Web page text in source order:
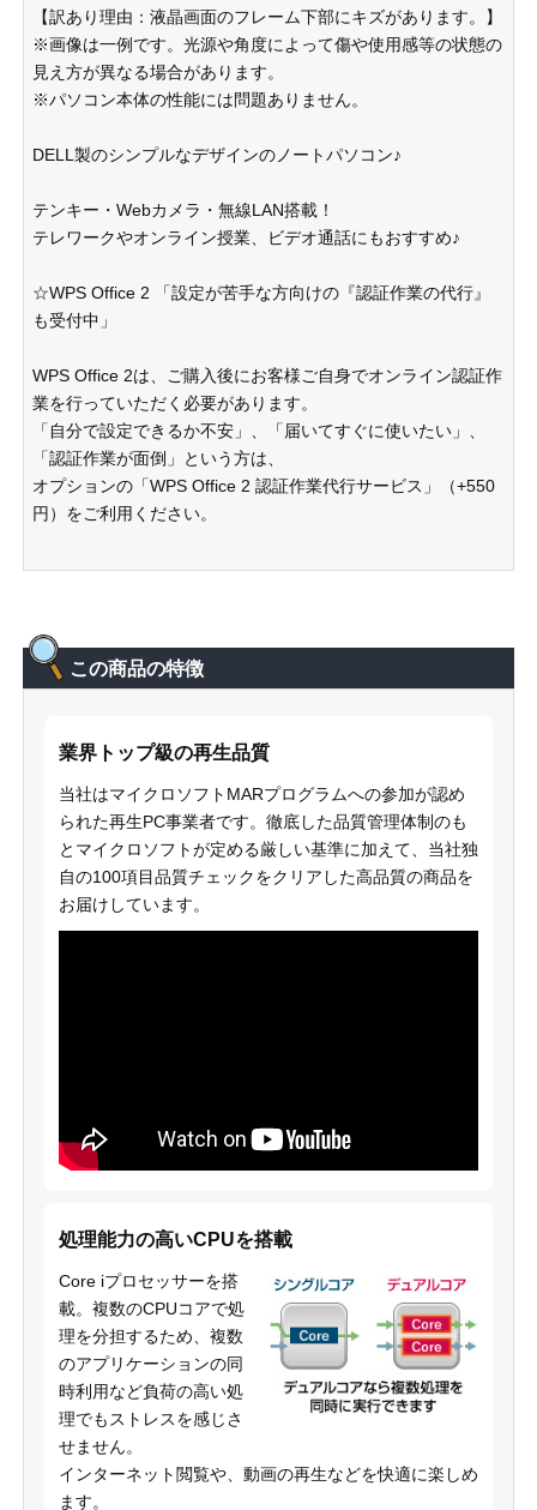
【訳あり理由：液晶画面のフレーム下部にキズがあります。】
※画像は一例です。光源や角度によって傷や使用感等の状態の
見え方が異なる場合があります。
※パソコン本体の性能には問題ありません。
DELL製のシンプルなデザインのノートパソコン♪
テンキー・Webカメラ・無線LAN搭載！
テレワークやオンライン授業、ビデオ通話にもおすすめ♪
☆WPS Office 2 「設定が苦手な方向けの『認証作業の代行』
も受付中」
WPS Office 2は、ご購入後にお客様ご自身でオンライン認証作
業を行っていただく必要があります。
「自分で設定できるか不安」、「届いてすぐに使いたい」、
「認証作業が面倒」という方は、
オプションの「WPS Office 2 認証作業代行サービス」（+550
円）をご利用ください。
この商品の特徴
業界トップ級の再生品質
当社はマイクロソフトMARプログラムへの参加が認め
られた再生PC事業者です。徹底した品質管理体制のも
とマイクロソフトが定める厳しい基準に加えて、当社独
自の100項目品質チェックをクリアした高品質の商品を
お届けしています。
処理能力の高いCPUを搭載
Core iプロセッサーを搭
載。複数のCPUコアで処
理を分担するため、複数
のアプリケーションの同
時利用など負荷の高い処
理でもストレスを感じさ
せません。
インターネット閲覧や、動画の再生などを快適に楽しめ
ます。